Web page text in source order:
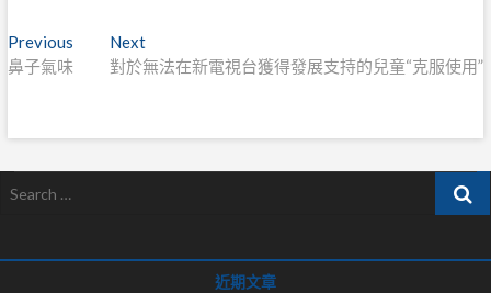
文
章
覽
PreviousPrevious
post:
鼻子氣味
NextNext
post:
對於無法在新電視台獲得發展支持的兒童“克服使用”
Search
近期文章